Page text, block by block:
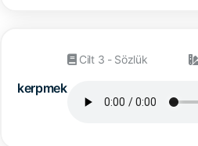
kerpmek
Cilt 3 - Sözlük